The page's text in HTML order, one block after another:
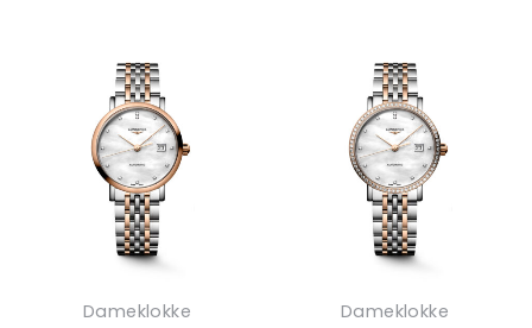
Dameklokke Dameklokke